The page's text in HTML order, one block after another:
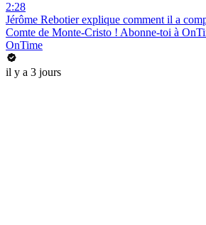
2:28
Jérôme Rebotier explique comment il a
Comte de Monte-Cristo ! Abonne-toi à
OnTime
il y a 3 jours